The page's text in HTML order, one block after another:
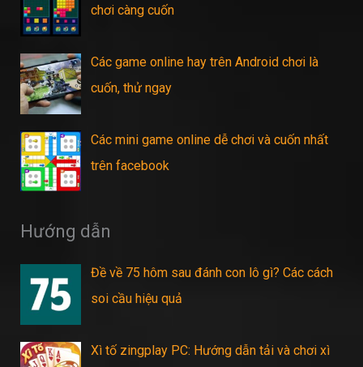
chơi càng cuốn
Các game online hay trên Android chơi là
cuốn, thử ngay
Các mini game online dễ chơi và cuốn nhất
trên facebook
Hướng dẫn
Đề về 75 hôm sau đánh con lô gì? Các cách
soi cầu hiệu quả
Xì tố zingplay PC: Hướng dẫn tải và chơi xì